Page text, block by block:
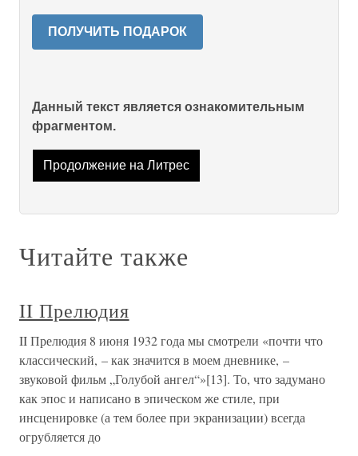
ПОЛУЧИТЬ ПОДАРОК
Данный текст является ознакомительным
фрагментом.
Продолжение на Литрес
Читайте также
II Прелюдия
II Прелюдия 8 июня 1932 года мы смотрели «почти что
классический, – как значится в моем дневнике, –
звуковой фильм „Голубой ангел“»[13]. То, что задумано
как эпос и написано в эпическом же стиле, при
инсценировке (а тем более при экранизации) всегда
огрубляется до